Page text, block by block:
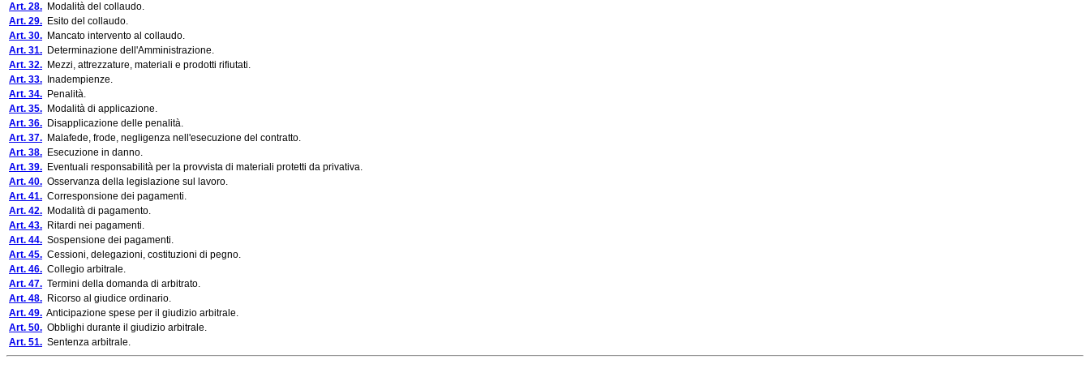
Art. 28. Modalità del collaudo.
Art. 29. Esito del collaudo.
Art. 30. Mancato intervento al collaudo.
Art. 31. Determinazione dell'Amministrazione.
Art. 32. Mezzi, attrezzature, materiali e prodotti rifiutati.
Art. 33. Inadempienze.
Art. 34. Penalità.
Art. 35. Modalità di applicazione.
Art. 36. Disapplicazione delle penalità.
Art. 37. Malafede, frode, negligenza nell'esecuzione del contratto.
Art. 38. Esecuzione in danno.
Art. 39. Eventuali responsabilità per la provvista di materiali protetti da privativa.
Art. 40. Osservanza della legislazione sul lavoro.
Art. 41. Corresponsione dei pagamenti.
Art. 42. Modalità di pagamento.
Art. 43. Ritardi nei pagamenti.
Art. 44. Sospensione dei pagamenti.
Art. 45. Cessioni, delegazioni, costituzioni di pegno.
Art. 46. Collegio arbitrale.
Art. 47. Termini della domanda di arbitrato.
Art. 48. Ricorso al giudice ordinario.
Art. 49. Anticipazione spese per il giudizio arbitrale.
Art. 50. Obblighi durante il giudizio arbitrale.
Art. 51. Sentenza arbitrale.